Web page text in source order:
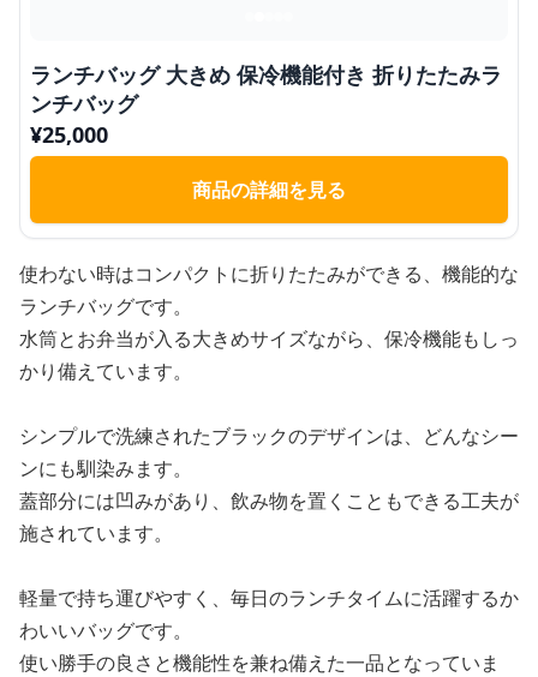
ランチバッグ 大きめ 保冷機能付き 折りたたみラ
ンチバッグ
¥25,000
商品の詳細を見る
使わない時はコンパクトに折りたたみができる、機能的な
ランチバッグです。
水筒とお弁当が入る大きめサイズながら、保冷機能もしっ
かり備えています。
シンプルで洗練されたブラックのデザインは、どんなシー
ンにも馴染みます。
蓋部分には凹みがあり、飲み物を置くこともできる工夫が
施されています。
軽量で持ち運びやすく、毎日のランチタイムに活躍するか
わいいバッグです。
使い勝手の良さと機能性を兼ね備えた一品となっていま